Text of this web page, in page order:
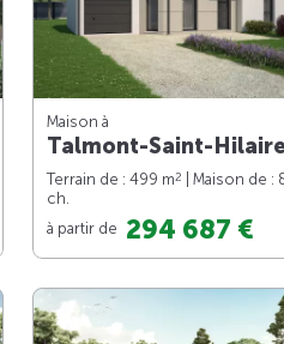
Maison à
Talmont-Saint-
Terrain de : 499 m2 | Maison de :
ch.
à partir de 294 687 €